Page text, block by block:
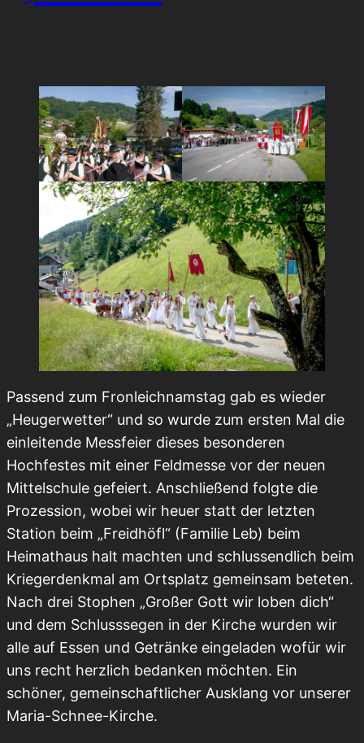
Passend zum Fronleichnamstag gab es wieder
„Heugerwetter“ und so wurde zum ersten Mal die
einleitende Messfeier dieses besonderen
Hochfestes mit einer Feldmesse vor der neuen
Mittelschule gefeiert. Anschließend folgte die
Prozession, wobei wir heuer statt der letzten
Station beim „Freidhöfl“ (Familie Leb) beim
Heimathaus halt machten und schlussendlich beim
Kriegerdenkmal am Ortsplatz gemeinsam beteten.
Nach drei Stophen „Großer Gott wir loben dich“
und dem Schlusssegen in der Kirche wurden wir
alle auf Essen und Getränke eingeladen wofür wir
uns recht herzlich bedanken möchten. Ein
schöner, gemeinschaftlicher Ausklang vor unserer
Maria-Schnee-Kirche.